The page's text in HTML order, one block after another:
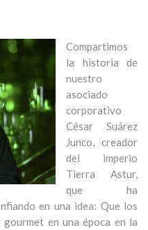
Compartimos
la historia de
nuestro
asociado
corporativo
César Suárez
Junco, creador
del imperio
Tierra Astur,
que ha
en una idea: Que los
en una época en la